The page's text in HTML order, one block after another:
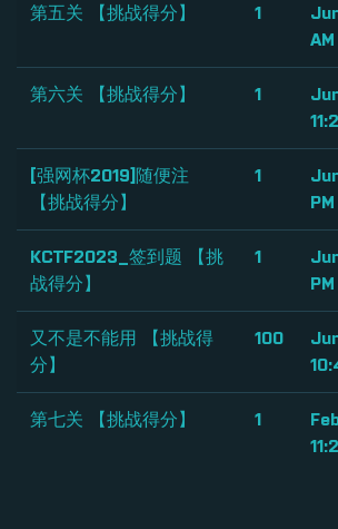
第五关 【挑战得分】 1
AM
第六关 【挑战得分】 1
[强网杯2019]随便注
【挑战得分】
1
PM
KCTF2023_签到题 【挑
战得分】
1
PM
又不是不能用 【挑战得
分】
100
第七关 【挑战得分】 1